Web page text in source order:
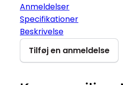
Anmeldelser
Specifikationer
Beskrivelse
Tilføj en anmeldelse